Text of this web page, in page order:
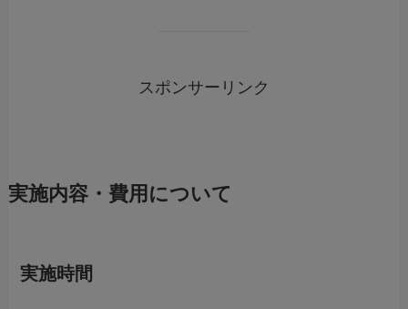
スポンサーリンク
実施内容・費用について
実施時間